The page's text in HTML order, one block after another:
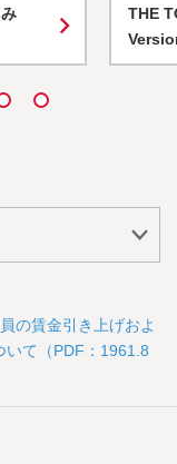
THE TOKYU
Version)
の賃金引き上げおよ
いて（PDF：1961.8